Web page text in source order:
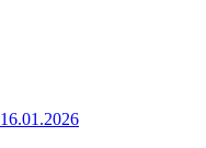
16.01.2026